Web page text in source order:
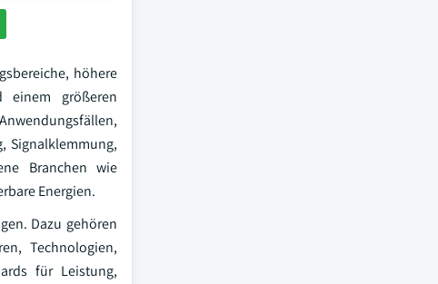
höhere
einem größeren
Signalklemmung,
Branchen wie
Energien.
Dazu gehören
Technologien,
für Leistung,